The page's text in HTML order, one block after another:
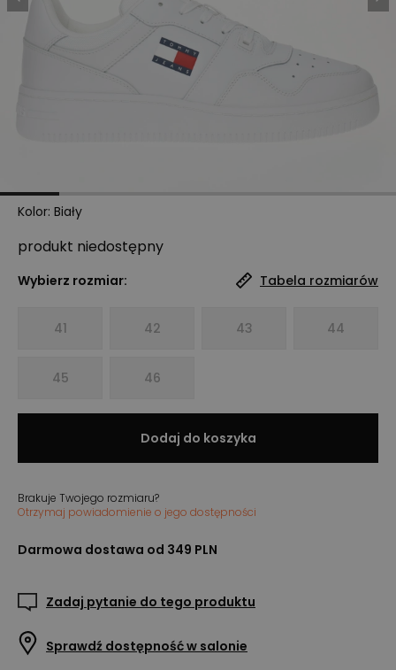
Kolor: Biały
produkt niedostępny
Wybierz rozmiar: Tabela rozmiarów
41 42 43 44
45 46
Dodaj do koszyka
Brakuje Twojego rozmiaru?
Otrzymaj powiadomienie o jego dostępności
Darmowa dostawa od 349 PLN
Zadaj pytanie do tego produktu
Sprawdź dostępność w salonie